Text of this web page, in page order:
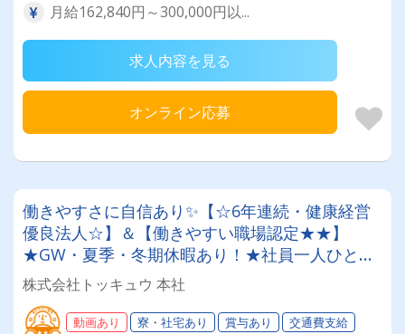
月給162,840円～300,000円以...
求人内容を見る
オンライン応募
働きやすさに自信あり✨【☆6年連続・健康経営
優良法人☆】＆【働きやすい職場認定★★】
★GW・夏季・冬期休暇あり！★社員一人ひとり
を大切にする昭和34年設立の安定企業！＜経験者
大歓迎！7tユニックドライバー＞
株式会社トッキュウ 本社
動画あり 寮・社宅あり 賞与あり
交通費支給